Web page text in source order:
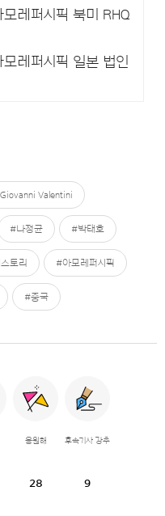
레퍼시픽 북미 RHQ
레퍼시픽 일본 법인
Valentini
#나정균 #박태호
토리 #아모레퍼시픽
#중국
응원해
28
후속기사 강추
9